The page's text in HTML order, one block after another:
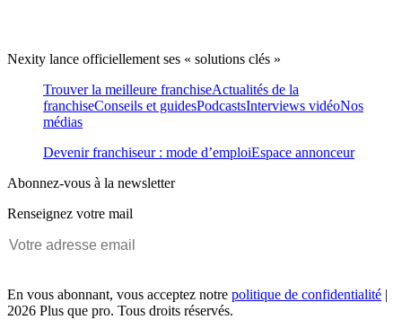
Nexity lance officiellement ses « solutions clés »
Trouver la meilleure franchiseActualités de la
franchiseConseils et guidesPodcastsInterviews vidéoNos
médias
Devenir franchiseur : mode d’emploiEspace annonceur
Abonnez-vous à la newsletter
Renseignez votre mail
En vous abonnant, vous acceptez notre politique de confidentialité |
2026 Plus que pro. Tous droits réservés.